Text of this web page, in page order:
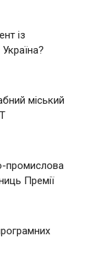
із
міський
промислова
Премії